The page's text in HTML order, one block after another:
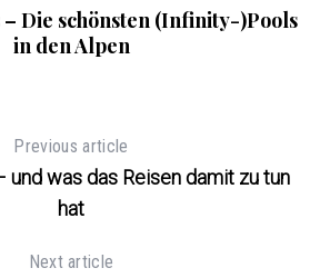
Die schönsten (Infinity-)Pools
in den Alpen
Previous article
und was das Reisen damit zu tun
hat
Next article